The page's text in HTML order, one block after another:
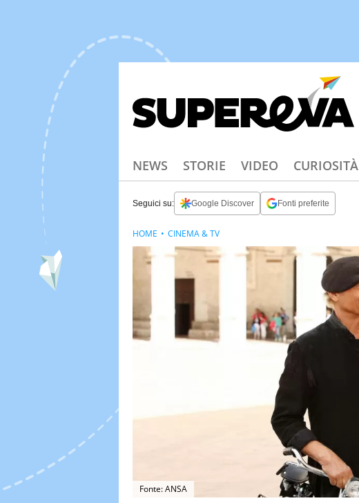
NEWS STORIE VIDEO CURIOSITÀ
Seguici su: Google Discover Fonti preferite
Fonte: ANSA
HOME CINEMA & TV